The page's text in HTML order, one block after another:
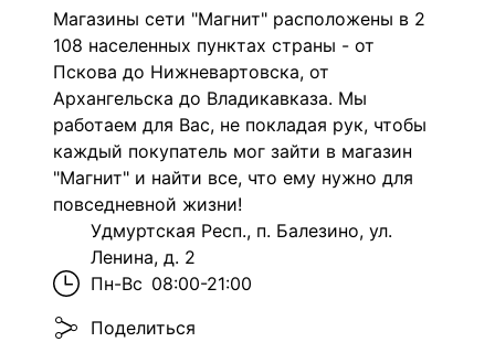
Магазины сети "Магнит" расположены в 2
108 населенных пунктах страны - от
Пскова до Нижневартовска, от
Архангельска до Владикавказа. Мы
работаем для Вас, не покладая рук, чтобы
каждый покупатель мог зайти в магазин
"Магнит" и найти все, что ему нужно для
повседневной жизни!
Удмуртская Респ., п. Балезино, ул.
Ленина, д. 2
Пн-Вс 08:00-21:00
Поделиться